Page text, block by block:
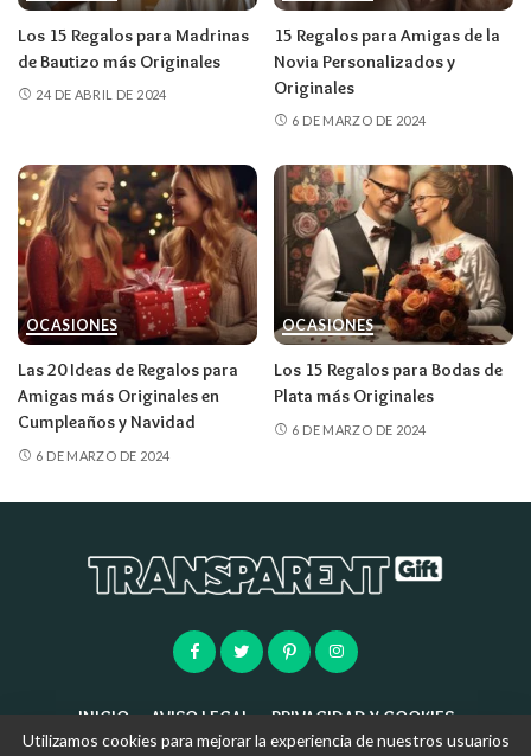
Los 15 Regalos para Madrinas
de Bautizo más Originales
24 DE ABRIL DE 2024
15 Regalos para Amigas de la
Novia Personalizados y
Originales
6 DE MARZO DE 2024
OCASIONES
Las 20 Ideas de Regalos para
Amigas más Originales en
Cumpleaños y Navidad
6 DE MARZO DE 2024
OCASIONES
Los 15 Regalos para Bodas de
Plata más Originales
6 DE MARZO DE 2024
INICIO AVISO LEGAL PRIVACIDAD Y COOKIES
Utilizamos cookies para mejorar la experiencia de nuestros usuarios